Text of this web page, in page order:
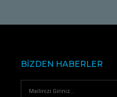
BIZDEN HABERLER